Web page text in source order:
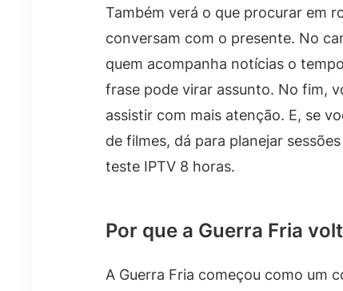
Também verá o que procurar em
conversam com o presente. No
quem acompanha notícias o
frase pode virar assunto. No fim,
assistir com mais atenção. E, se
de filmes, dá para planejar
teste IPTV 8 horas.
Por que a Guerra Fria
A Guerra Fria começou como um